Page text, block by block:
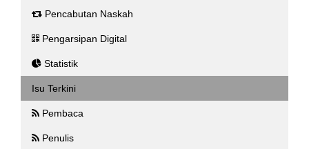
Pencabutan Naskah
Pengarsipan Digital
Statistik
Isu Terkini
Pembaca
Penulis